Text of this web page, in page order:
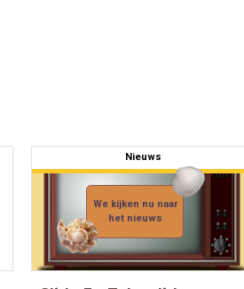
Nieuws
We kijken nu naar
het nieuws